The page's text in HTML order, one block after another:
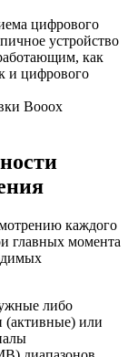
цифрового
устройство
как
и цифрового
Booox
каждого
главных момента
либо
(активные) или